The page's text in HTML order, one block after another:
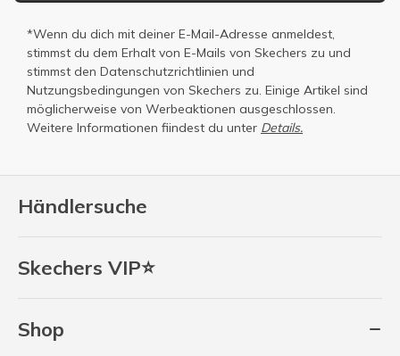
Händlersuche
Skechers VIP⭐
Shop
*Wenn du dich mit deiner E-Mail-Adresse anmeldest,
stimmst du dem Erhalt von E-Mails von Skechers zu und
stimmst den Datenschutzrichtlinien und
Nutzungsbedingungen von Skechers zu. Einige Artikel sind
möglicherweise von Werbeaktionen ausgeschlossen.
Weitere Informationen fiindest du unter Details.